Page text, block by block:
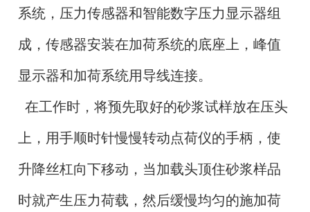
系统，压力传感器和智能数字压力显示器组
成，传感器安装在加荷系统的底座上，峰值
显示器和加荷系统用导线连接。
在工作时，将预先取好的砂浆试样放在压头
上，用手顺时针慢慢转动点荷仪的手柄，使
升降丝杠向下移动，当加载头顶住砂浆样品
时就产生压力荷载，然后缓慢均匀的施加荷